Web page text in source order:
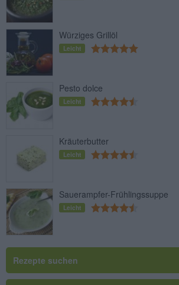
Würziges Grillöl
Leicht
Pesto dolce
Leicht
Kräuterbutter
Leicht
Sauerampfer-Frühlingssuppe
Leicht
Rezepte suchen